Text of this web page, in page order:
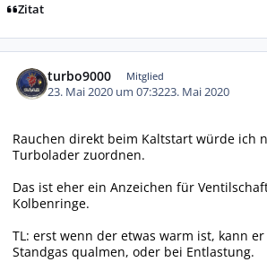
Zitat
turbo9000 Mitglied
23. Mai 2020 um 07:3223. Mai 2020
Rauchen direkt beim Kaltstart würde ich
Turbolader zuordnen.
Das ist eher ein Anzeichen für
Kolbenringe.
TL: erst wenn der etwas warm ist, kann
Standgas qualmen, oder bei Entlastung.